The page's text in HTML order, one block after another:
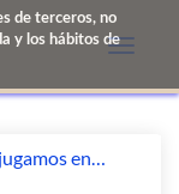
de terceros, no
y los hábitos deToggle
en